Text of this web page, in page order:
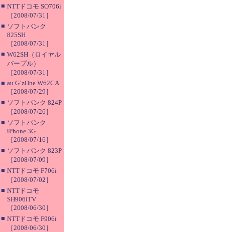
■ NTTドコモ SO706i
［2008/07/31］
■ ソフトバンク
825SH
［2008/07/31］
■ W62SH（ロイヤル
パープル）
［2008/07/31］
■ au G’zOne W62CA
［2008/07/29］
■ ソフトバンク 824P
［2008/07/26］
■ ソフトバンク
iPhone 3G
［2008/07/16］
■ ソフトバンク 823P
［2008/07/09］
■ NTTドコモ F706i
［2008/07/02］
■ NTTドコモ
SH906iTV
［2008/06/30］
■ NTTドコモ F906i
［2008/06/30］